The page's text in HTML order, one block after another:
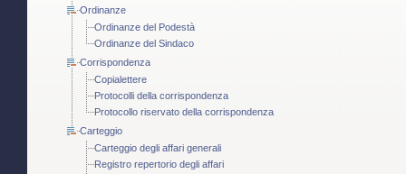
Ordinanze
Ordinanze del Podestà
Ordinanze del Sindaco
Corrispondenza
Copialettere
Protocolli della corrispondenza
Protocollo riservato della corrispondenza
Carteggio
Carteggio degli affari generali
Registro repertorio degli affari